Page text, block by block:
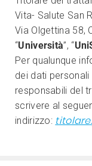
Vita- Salute San
Via Olgettina 58,
“Università”, “
Per qualunque
dei dati personali
responsabili del
scrivere al
indirizzo: titolare.